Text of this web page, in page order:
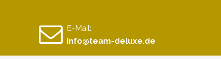
E-Mail:
info@team-deluxe.de